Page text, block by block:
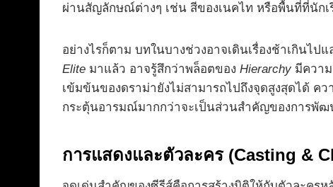
ผ่านสัญลักษณ์ต่างๆ เช่น สีของเนคไท หรือพื้นที่ที่นักเ
อย่างไรก็ตาม บทในบางช่วงอาจเดินเรื่องช้าเกินไ
Elite มาแล้ว อาจรู้สึกว่าพล็อตของ Hierarchy มีควา
เข้มข้นของดราม่ายังไม่สามารถไปถึงจุดสูงสุดได้ ค
กระตุ้นอารมณ์มากกว่าจะเป็นส่วนสำคัญของการพัฒ
การแสดงและตัวละคร (Casting &